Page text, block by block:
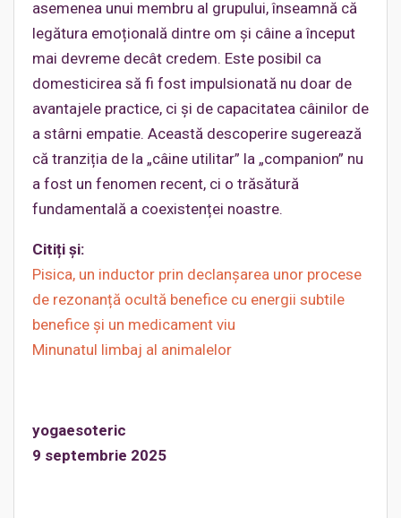
asemenea unui membru al grupului, înseamnă că
legătura emoțională dintre om și câine a început
mai devreme decât credem. Este posibil ca
domesticirea să fi fost impulsionată nu doar de
avantajele practice, ci și de capacitatea câinilor de
a stârni empatie. Această descoperire sugerează
că tranziția de la „câine utilitar” la „companion” nu
a fost un fenomen recent, ci o trăsătură
fundamentală a coexistenței noastre.
Citiți și:
Pisica, un inductor prin declanșarea unor procese
de rezonanță ocultă benefice cu energii subtile
benefice și un medicament viu
Minunatul limbaj al animalelor
yogaesoteric
9 septembrie 2025